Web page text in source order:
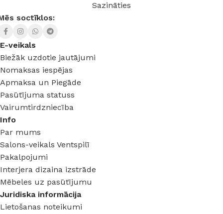
Sazināties
soctīklos:
E-veikals
Biežāk uzdotie jautājumi
Nomaksas iespējas
Apmaksa un Piegāde
Pasūtījuma statuss
Vairumtirdzniecība
Info
Par mums
Salons-veikals Ventspilī
Pakalpojumi
Interjera dizaina izstrāde
Mēbeles uz pasūtījumu
Juridiska informācija
Lietošanas noteikumi